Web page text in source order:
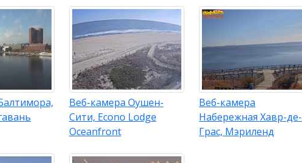
Веб-камера Оушен-
Сити, Econo Lodge
Oceanfront
Веб-камера
Набережная Хавр-де-
Грас, Мэриленд